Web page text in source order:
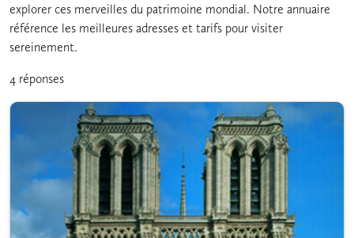
explorer ces merveilles du patrimoine mondial. Notre annuaire
référence les meilleures adresses et tarifs pour visiter
sereinement.
4 réponses